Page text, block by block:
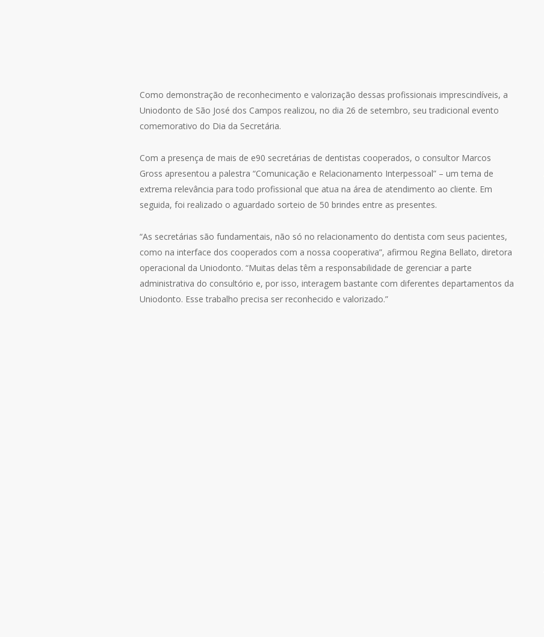
Como demonstração de reconhecimento e valorização dessas profissionais imprescindíveis, a
Uniodonto de São José dos Campos realizou, no dia 26 de setembro, seu tradicional evento
comemorativo do Dia da Secretária.
Com a presença de mais de e90 secretárias de dentistas cooperados, o consultor Marcos
Gross apresentou a palestra “Comunicação e Relacionamento Interpessoal” – um tema de
extrema relevância para todo profissional que atua na área de atendimento ao cliente. Em
seguida, foi realizado o aguardado sorteio de 50 brindes entre as presentes.
“As secretárias são fundamentais, não só no relacionamento do dentista com seus pacientes,
como na interface dos cooperados com a nossa cooperativa”, afirmou Regina Bellato, diretora
operacional da Uniodonto. “Muitas delas têm a responsabilidade de gerenciar a parte
administrativa do consultório e, por isso, interagem bastante com diferentes departamentos da
Uniodonto. Esse trabalho precisa ser reconhecido e valorizado.”